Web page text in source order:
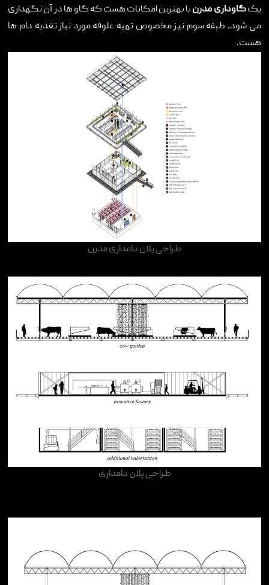
یکگاوداری مدرنبا بهترین امکانات هست که گاو ها در آن نگهداری
می شود، طبقه سوم نیز مخصوص تهیه علوفه مورد نیاز تغذیه دام ها
هست.
طراحی پلان دامداری مدرن
طراحی پلان دامداری